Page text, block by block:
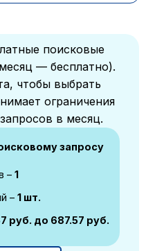
поисковые
— бесплатно).
чтобы выбрать
ограничения
в месяц.
запросу
– 1
– 1 шт.
руб. до 687.57 руб.